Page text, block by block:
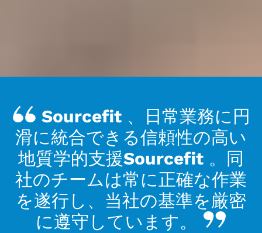
Sourcefit 、日常業務に円
滑に統合できる信頼性の高い
地質学的支援Sourcefit 。同
社のチームは常に正確な作業
を遂行し、当社の基準を厳密
に遵守しています。